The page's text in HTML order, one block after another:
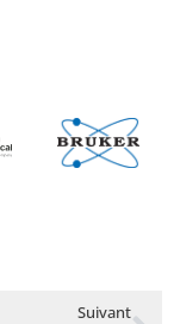
Suivant